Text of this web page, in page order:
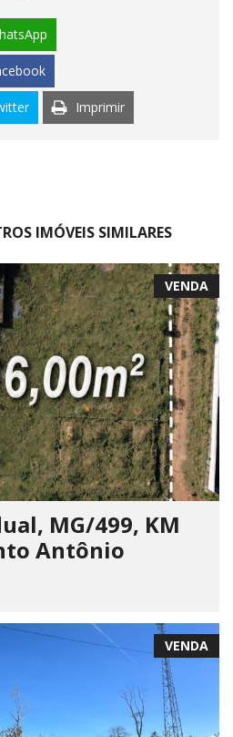
Imprimir
IMÓVEIS SIMILARES
VENDA
MG/499, KM
Antônio
VENDA